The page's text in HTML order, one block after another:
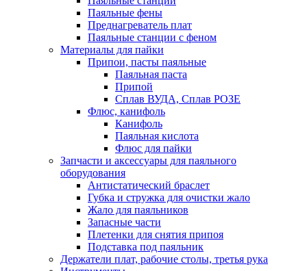
Паяльные фены
Преднагреватель плат
Паяльные станции с феном
Материалы для пайки
Припои, пасты паяльные
Паяльная паста
Припой
Сплав ВУДА, Сплав РОЗЕ
Флюс, канифоль
Канифоль
Паяльная кислота
Флюс для пайки
Запчасти и аксессуары для паяльного
оборудования
Антистатический браслет
Губка и стружка для очистки жало
Жало для паяльников
Запасные части
Плетенки для снятия припоя
Подставка под паяльник
Держатели плат, рабочие столы, третья рука